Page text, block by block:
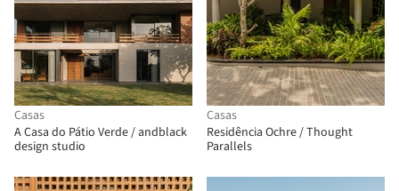
Casas
A Casa do Pátio Verde / andblack
design studio
Casas
Residência Ochre / Thought
Parallels